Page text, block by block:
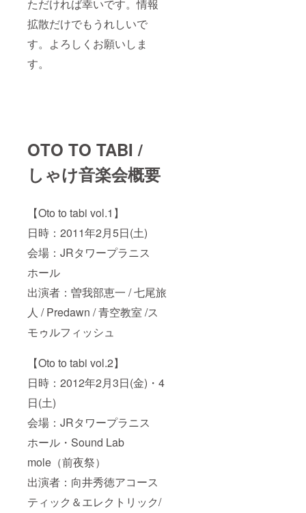
ただければ幸いです。情報
拡散だけでもうれしいで
す。よろしくお願いしま
す。
OTO TO TABI /
しゃけ音楽会概要
【Oto to tabi vol.1】
日時：2011年2月5日(土)
会場：JRタワープラニス
ホール
出演者：曽我部恵一 / 七尾旅
人 / Predawn / 青空教室 /ス
モゥルフィッシュ
【Oto to tabi vol.2】
日時：2012年2月3日(金)・4
日(土)
会場：JRタワープラニス
ホール・Sound Lab
mole（前夜祭）
出演者：向井秀徳アコース
ティック＆エレクトリック/